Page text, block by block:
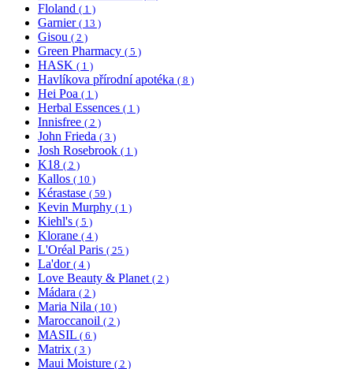
Floland ( 1 )
Garnier ( 13 )
Gisou ( 2 )
Green Pharmacy ( 5 )
HASK ( 1 )
Havlíkova přírodní apotéka ( 8 )
Hei Poa ( 1 )
Herbal Essences ( 1 )
Innisfree ( 2 )
John Frieda ( 3 )
Josh Rosebrook ( 1 )
K18 ( 2 )
Kallos ( 10 )
Kérastase ( 59 )
Kevin Murphy ( 1 )
Kiehl's ( 5 )
Klorane ( 4 )
L'Oréal Paris ( 25 )
La'dor ( 4 )
Love Beauty & Planet ( 2 )
Mádara ( 2 )
Maria Nila ( 10 )
Maroccanoil ( 2 )
MASIL ( 6 )
Matrix ( 3 )
Maui Moisture ( 2 )